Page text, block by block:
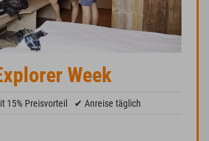
Week
15% Preisvorteil ✔ Anreise täglich